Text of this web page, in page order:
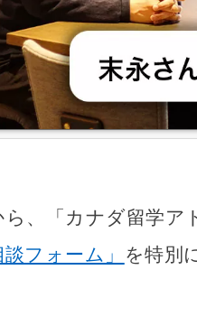
、「カナダ留学ア
フォーム」 を特別